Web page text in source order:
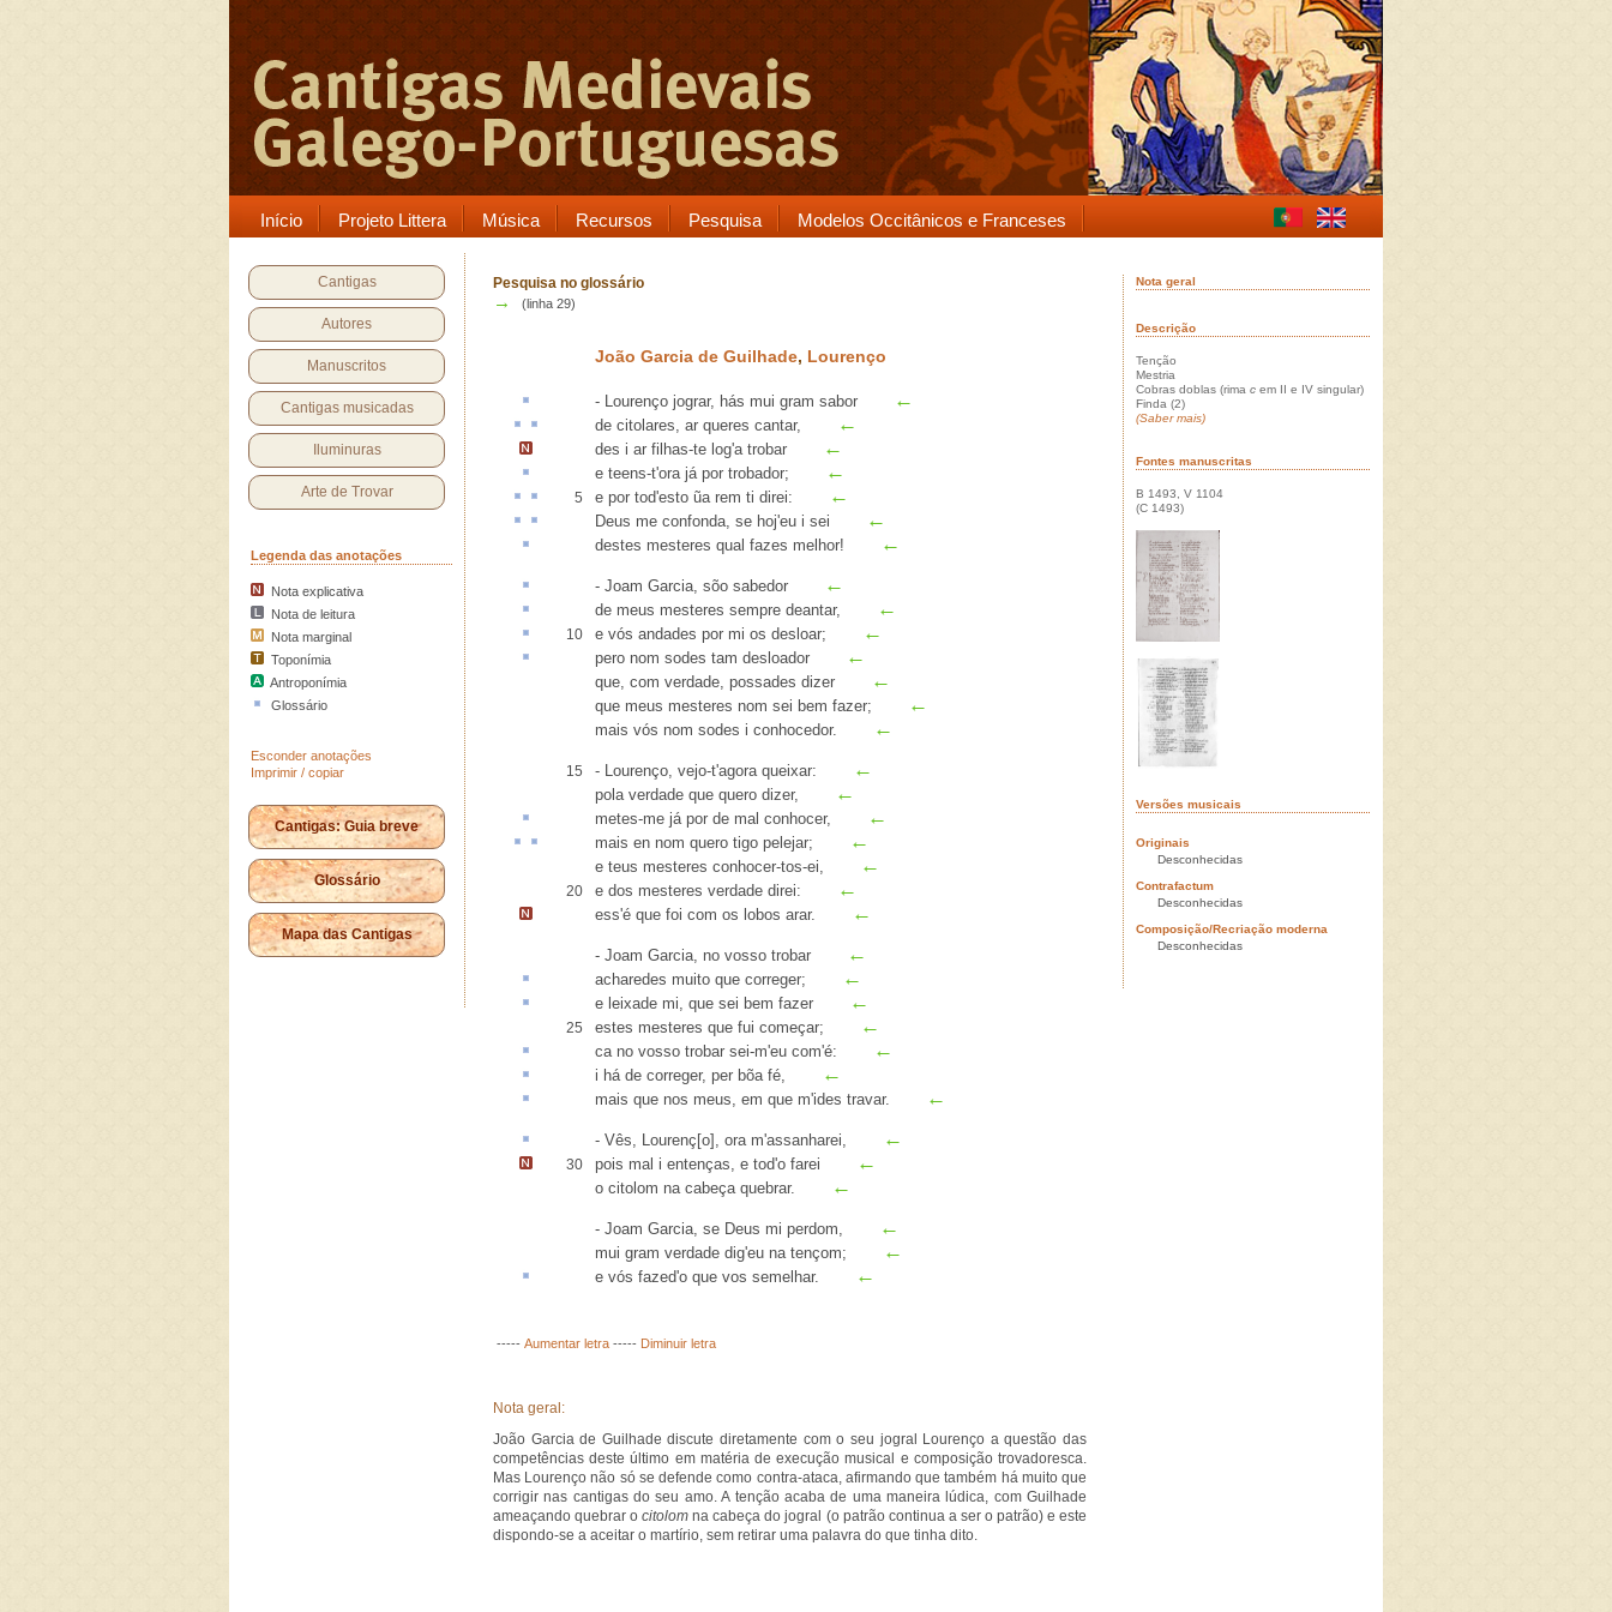
Início Projeto Littera Música Recursos Pesquisa Modelos Occitânicos e Franceses
Cantigas
Autores
Manuscritos
Cantigas musicadas
Iluminuras
Arte de Trovar
Legenda das anotações
Nota explicativa
Nota de leitura
Nota marginal
Toponímia
Antroponímia
Glossário
Esconder anotações
Imprimir / copiar
Cantigas: Guia breve
Glossário
Mapa das Cantigas
Pesquisa no glossário
→ (linha 29)
João Garcia de Guilhade, Lourenço
- Lourenço jograr, hás mui gram sabor ←
de citolares, ar queres cantar, ←
des i ar filhas-te log'a trobar ←
e teens-t'ora já por trobador; ←
5 e por tod'esto ũa rem ti direi: ←
Deus me confonda, se hoj'eu i sei ←
destes mesteres qual fazes melhor! ←
- Joam Garcia, sõo sabedor ←
de meus mesteres sempre deantar, ←
10 e vós andades por mi os desloar; ←
pero nom sodes tam desloador ←
que, com verdade, possades dizer ←
que meus mesteres nom sei bem fazer; ←
mais vós nom sodes i conhocedor. ←
15 - Lourenço, vejo-t'agora queixar: ←
pola verdade que quero dizer, ←
metes-me já por de mal conhocer, ←
mais en nom quero tigo pelejar; ←
e teus mesteres conhocer-tos-ei, ←
20 e dos mesteres verdade direi: ←
ess'é que foi com os lobos arar. ←
- Joam Garcia, no vosso trobar ←
acharedes muito que correger; ←
e leixade mi, que sei bem fazer ←
25 estes mesteres que fui começar; ←
cano vosso trobar sei-m'eu com'é: ←
i há de correger, per bõa fé, ←
mais que nos meus, em que m'ides travar. ←
- Vês, Lourenç[o], ora m'assanharei, ←
30 pois mal i entenças, e tod'o farei ←
o citolom na cabeça quebrar. ←
- Joam Garcia, se Deus mi perdom, ←
mui gram verdade dig'eu na tençom; ←
e vós fazed'o que vos semelhar. ←
----- Aumentar letra ----- Diminuir letra
Nota geral:
João Garcia de Guilhade discute diretamente com o seu jogral Lourenço a questão das
competências deste último em matéria de execução musical e composição trovadoresca.
Mas Lourenço não só se defende como contra-ataca, afirmando que também há muito que
corrigir nas cantigas do seu amo. A tenção acaba de uma maneira lúdica, com Guilhade
ameaçando quebrar ocitolom na cabeça do jogral (o patrão continua a ser o patrão) e este
dispondo-se a aceitar o martírio, sem retirar uma palavra do que tinha dito.
Nota geral
Descrição
Tenção
Mestria
Cobras doblas (rima c em II e IV singular)
Finda (2)
(Saber mais)
Fontes manuscritas
B 1493, V 1104
(C 1493)
Versões musicais
Originais
Desconhecidas
Contrafactum
Desconhecidas
Composição/Recriação moderna
Desconhecidas